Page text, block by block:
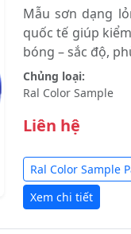
Mẫu sơn dạng
quốc tế giúp
bóng – sắc độ,
Chủng loại:
Ral Color Sample
Liên hệ
Ral Color Sample
Xem chi tiết